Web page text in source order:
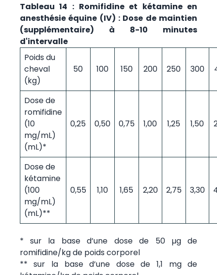
Tableau 14 : Romifidine et kétamine en
anesthésie équine (IV) : Dose de maintien
(supplémentaire) à 8-10 minutes
d'intervalle
Poids du
cheval
(kg)
50 100 150 200 250 300
Dose de
romifidine
(10
mg/mL)
(mL)*
0,25 0,50 0,75 1,00 1,25 1,50
Dose de
kétamine
(100
mg/mL)
(mL)**
0,55 1,10 1,65 2,20 2,75 3,30
* sur la base d’une dose de 50 µg de
romifidine/kg de poids corporel
** sur la base d’une dose de 1,1 mg de